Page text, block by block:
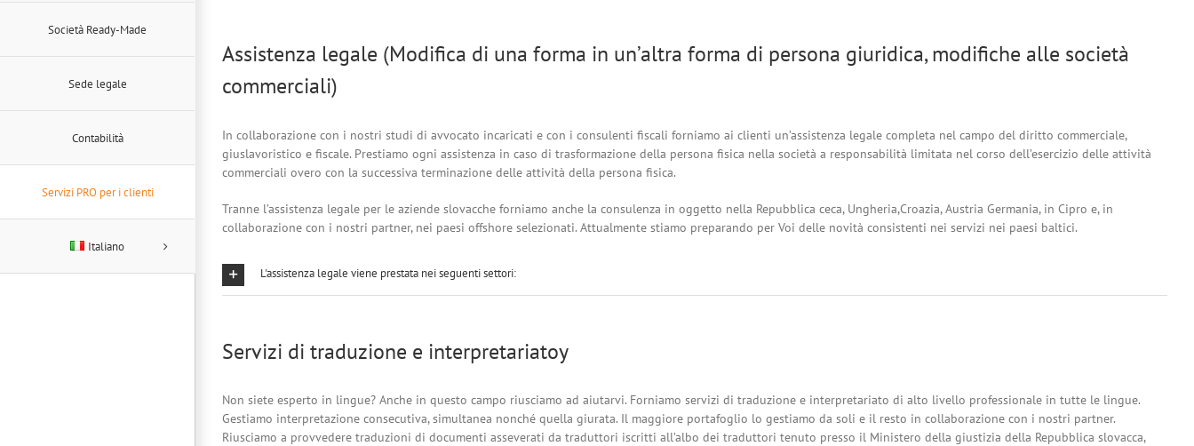
Società Ready-Made
Sede legale
Contabilità
Servizi PRO per i clienti
Italiano
Assistenza legale (Modifica di una forma in un’altra forma di persona giuridica, modifiche alle società
commerciali)
In collaborazione con i nostri studi di avvocato incaricati e con i consulenti fiscali forniamo ai clienti un’assistenza legale completa nel campo del diritto commerciale,
giuslavoristico e fiscale. Prestiamo ogni assistenza in caso di trasformazione della persona fisica nella società a responsabilità limitata nel corso dell’esercizio delle attività
commerciali overo con la successiva terminazione delle attività della persona fisica.
Tranne l’assistenza legale per le aziende slovacche forniamo anche la consulenza in oggetto nella Repubblica ceca, Ungheria,Croazia, Austria Germania, in Cipro e, in
collaborazione con i nostri partner, nei paesi offshore selezionati. Attualmente stiamo preparando per Voi delle novità consistenti nei servizi nei paesi baltici.
L'assistenza legale viene prestata nei seguenti settori:
Servizi di traduzione e interpretariatoy
Non siete esperto in lingue? Anche in questo campo riusciamo ad aiutarvi. Forniamo servizi di traduzione e interpretariato di alto livello professionale in tutte le lingue.
Gestiamo interpretazione consecutiva, simultanea nonché quella giurata. Il maggiore portafoglio lo gestiamo da soli e il resto in collaborazione con i nostri partner.
Riusciamo a provvedere traduzioni di documenti asseverati da traduttori iscritti all’albo dei traduttori tenuto presso il Ministero della giustizia della Repubblica slovacca,